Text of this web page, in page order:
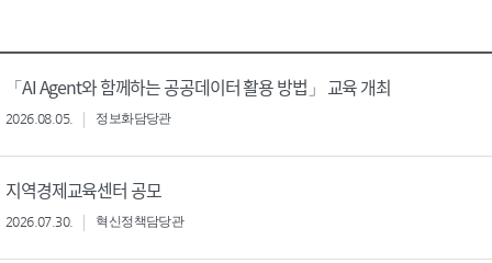
「AI Agent와 함께하는 공공데이터 활용 방법」 교육 개최
2026.08.05. 정보화담당관
지역경제교육센터 공모
2026.07.30. 혁신정책담당관